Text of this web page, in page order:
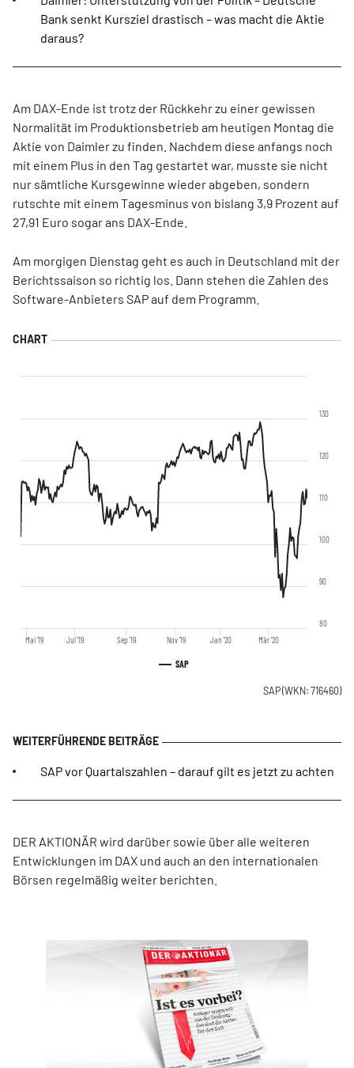
Bank senkt Kursziel drastisch – was macht die Aktie
daraus?
Am DAX-Ende ist trotz der Rückkehr zu einer gewissen
Normalität im Produktionsbetrieb am heutigen Montag die
Aktie von Daimler zu finden. Nachdem diese anfangs noch
mit einem Plus in den Tag gestartet war, musste sie nicht
nur sämtliche Kursgewinne wieder abgeben, sondern
rutschte mit einem Tagesminus von bislang 3,9 Prozent auf
27,91 Euro sogar ans DAX-Ende.
Am morgigen Dienstag geht es auch in Deutschland mit der
Berichtssaison so richtig los. Dann stehen die Zahlen des
Software-Anbieters SAP auf dem Programm.
SAP
Mai '19 Jul '19 Sep '19 Nov '19 Jan '20 Mär '20
80
90
100
110
120
130
SAP(WKN: 716460)
SAP vor Quartalszahlen – darauf gilt es jetzt zu achten
DER AKTIONÄR wird darüber sowie über alle weiteren
Entwicklungen im DAX und auch an den internationalen
Börsen regelmäßig weiter berichten.